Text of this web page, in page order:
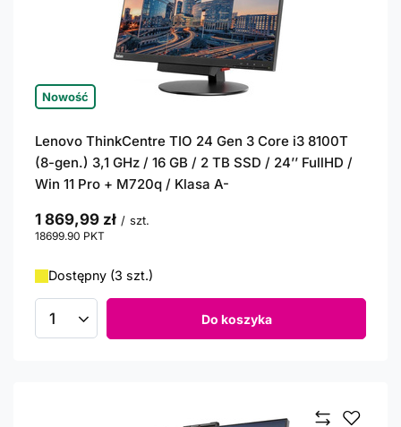
Nowość
Lenovo ThinkCentre TIO 24 Gen 3 Core i3 8100T
(8-gen.) 3,1 GHz / 16 GB / 2 TB SSD / 24’’ FullHD /
Win 11 Pro + M720q / Klasa A-
1 869,99 zł / szt.
18699.90 PKT
Dostępny (3 szt.)
Ilość produktów Do koszyka